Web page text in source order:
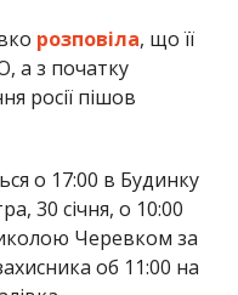
розповіла, що її
а з початку
росії пішов
о 17:00 в Будинку
30 січня, о 10:00
Черевком за
об 11:00 на